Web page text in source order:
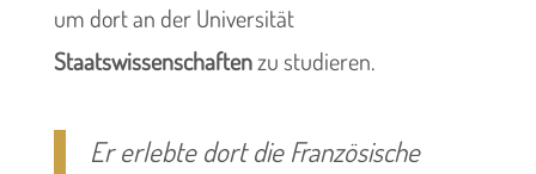
um dort an der Universität
Staatswissenschaftenzu studieren.
Er erlebte dort die Französische